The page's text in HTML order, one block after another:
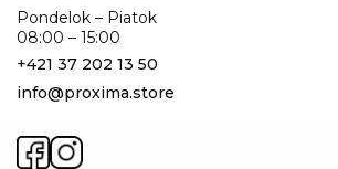
Pondelok – Piatok
08:00 – 15:00
+421 37 202 13 50
info@proxima.store